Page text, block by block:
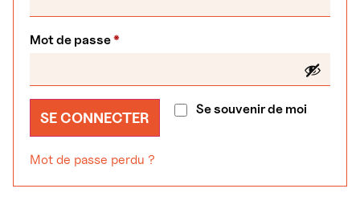
Mot de passe*
Se souvenir de moi
SE CONNECTER
Mot de passe perdu ?